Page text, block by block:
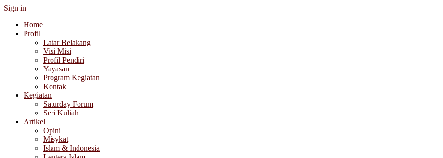
Sign in
Home
Profil
Latar Belakang
Visi Misi
Profil Pendiri
Yayasan
Program Kegiatan
Kontak
Kegiatan
Saturday Forum
Seri Kuliah
Artikel
Opini
Misykat
Islam & Indonesia